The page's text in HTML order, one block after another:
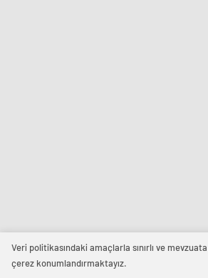
Veri politikasındaki amaçlarla sınırlı ve
çerez konumlandırmaktayız.